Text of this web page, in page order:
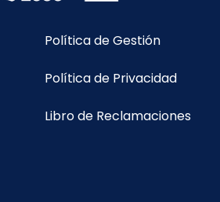
Política de Gestión
Política de Privacidad
Libro de Reclamaciones